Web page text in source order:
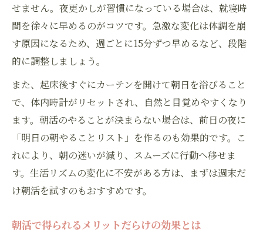
重要
朝活続けるための理想的な就寝起床ルール
朝の活力を引き出すおすすめの活動例
朝活で活力を得るおすすめ活動例とは
健康的な朝活やることランキング紹介
朝活で何をすればいいか迷わないコツ
朝活やることない時の簡単実践アイデア
毎朝続く朝活活動で得られる効果と魅力
朝活のメリットとデメリットを徹底解説
朝活メリットだらけの理由と実感ポイント
理
せません。夜更かしが習慣になっている場合は、就寝時
間を徐々に早めるのがコツです。急激な変化は体調を崩
す原因になるため、週ごとに15分ずつ早めるなど、段階
的に調整しましょう。
また、起床後すぐにカーテンを開けて朝日を浴びること
で、体内時計がリセットされ、自然と目覚めやすくなり
ます。朝活のやることが決まらない場合は、前日の夜に
「明日の朝やることリスト」を作るのも効果的です。こ
れにより、朝の迷いが減り、スムーズに行動へ移せま
す。生活リズムの変化に不安がある方は、まずは週末だ
け朝活を試すのもおすすめです。
朝活で得られるメリットだらけの効果とは